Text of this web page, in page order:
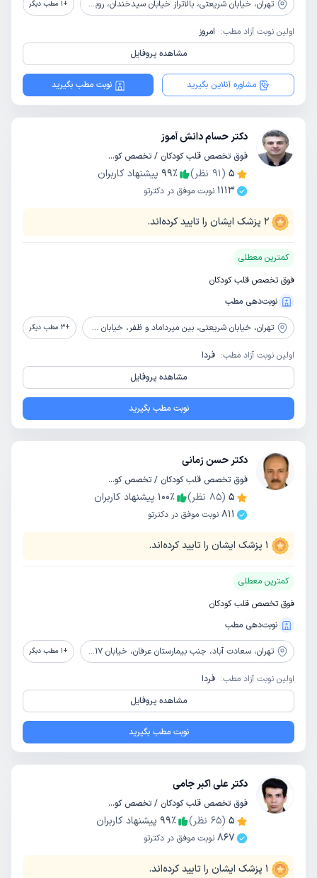
تهران، خیابان شریعتی، بالاتراز خیابان سیدخندان، روبروی پارک شریعتی، پلاک 965، مجتمع نور، طبقه 1، واحد 4 +
1 مطب دیگر
اولین نوبت آزاد مطب: امروز
مشاهده پروفایل
مشاوره آنلاین بگیرید نوبت مطب بگیرید
دکتر حسام دانش آموز
فوق تخصص قلب کودکان / تخصص کودکان و اطفال
5
(
91 نظر) 99٪
پیشنهاد کاربران
1113 نوبت موفق در دکترتو
2 پزشک ایشان را تایید کرده‌اند.
کمترین معطلی
فوق تخصص قلب کودکان
نوبت‌دهی مطب
تهران، خیابان شریعتی، بین میرداماد و ظفر، خیابان مینا، پلاک 6، طبقه دوم +
3 مطب دیگر
اولین نوبت آزاد مطب: فردا
مشاهده پروفایل
نوبت مطب بگیرید
دکتر حسن زمانی
فوق تخصص قلب کودکان / تخصص کودکان و اطفال
5
(
85 نظر) 100٪
پیشنهاد کاربران
811 نوبت موفق در دکترتو
1 پزشک ایشان را تایید کرده‌اند.
کمترین معطلی
فوق تخصص قلب کودکان
نوبت‌دهی مطب
تهران، سعادت آباد، جنب بیمارستان عرفان، خیابان 17 ام، برج تجاری عرفان، طبقه 7، واحد 704 +
1 مطب دیگر
اولین نوبت آزاد مطب: فردا
مشاهده پروفایل
نوبت مطب بگیرید
دکتر علی اکبر جامی
فوق تخصص قلب کودکان / تخصص کودکان و اطفال
5
(
65 نظر) 99٪
پیشنهاد کاربران
867 نوبت موفق در دکترتو
1 پزشک ایشان را تایید کرده‌اند.